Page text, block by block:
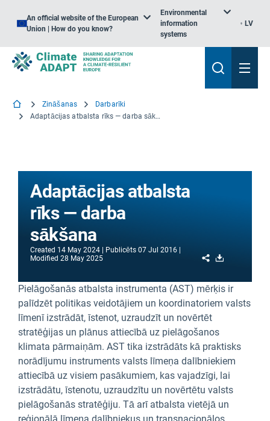
An official website of the European
Union | How do you know?
Environmental
information
systems
LV
Zināšanas
Darbarīki
Adaptācijas atbalsta rīks — darba sākšana
Adaptācijas atbalsta
rīks — darba
sākšana
Created 14 May 2024 Publicēts 07 Jul 2016
Modified 28 May 2025 Share
Pielāgošanās atbalsta instrumenta (AST) mērķis ir
palīdzēt politikas veidotājiem un koordinatoriem valsts
līmenī izstrādāt, īstenot, uzraudzīt un novērtēt
stratēģijas un plānus attiecībā uz pielāgošanos
klimata pārmaiņām. AST tika izstrādāts kā praktisks
norādījumu instruments valsts līmeņa dalībniekiem
attiecībā uz visiem pasākumiem, kas vajadzīgi, lai
izstrādātu, īstenotu, uzraudzītu un novērtētu valsts
pielāgošanās stratēģiju. Tā arī atbalsta vietējā un